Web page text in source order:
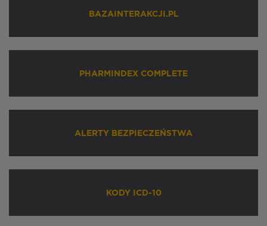
BAZAINTERAKCJI.PL
PHARMINDEX COMPLETE
ALERTY BEZPIECZEŃSTWA
KODY ICD-10